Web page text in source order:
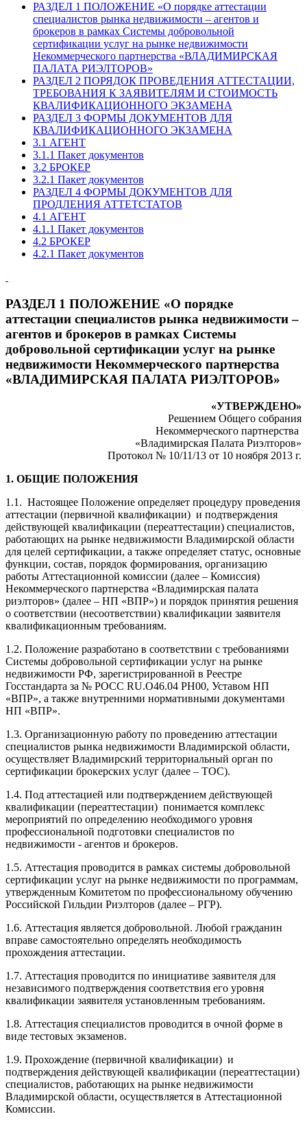
РАЗДЕЛ 1 ПОЛОЖЕНИЕ «О порядке аттестации
специалистов рынка недвижимости – агентов и
брокеров в рамках Системы добровольной
сертификации услуг на рынке недвижимости
Некоммерческого партнерства «ВЛАДИМИРСКАЯ
ПАЛАТА РИЭЛТОРОВ»
РАЗДЕЛ 2 ПОРЯДОК ПРОВЕДЕНИЯ АТТЕСТАЦИИ,
ТРЕБОВАНИЯ К ЗАЯВИТЕЛЯМ И СТОИМОСТЬ
КВАЛИФИКАЦИОННОГО ЭКЗАМЕНА
РАЗДЕЛ 3 ФОРМЫ ДОКУМЕНТОВ ДЛЯ
КВАЛИФИКАЦИОННОГО ЭКЗАМЕНА
3.1 АГЕНТ
3.1.1 Пакет документов
3.2 БРОКЕР
3.2.1 Пакет документов
РАЗДЕЛ 4 ФОРМЫ ДОКУМЕНТОВ ДЛЯ
ПРОДЛЕНИЯ АТТЕТСТАТОВ
4.1 АГЕНТ
4.1.1 Пакет документов
4.2 БРОКЕР
4.2.1 Пакет документов
РАЗДЕЛ 1 ПОЛОЖЕНИЕ «О порядке
аттестации специалистов рынка недвижимости –
агентов и брокеров в рамках Системы
добровольной сертификации услуг на рынке
недвижимости Некоммерческого партнерства
«ВЛАДИМИРСКАЯ ПАЛАТА РИЭЛТОРОВ»
«УТВЕРЖДЕНО»
Решением Общего собрания
Некоммерческого партнерства
«Владимирская Палата Риэлторов»
Протокол № 10/11/13 от 10 ноября 2013 г.
1. ОБЩИЕ ПОЛОЖЕНИЯ
1.1. Настоящее Положение определяет процедуру проведения
аттестации (первичной квалификации) и подтверждения
действующей квалификации (переаттестации) специалистов,
работающих на рынке недвижимости Владимирской области
для целей сертификации, а также определяет статус, основные
функции, состав, порядок формирования, организацию
работы Аттестационной комиссии (далее – Комиссия)
Некоммерческого партнерства «Владимирская палата
риэлторов» (далее – НП «ВПР») и порядок принятия решения
о соответствии (несоответствии) квалификации заявителя
квалификационным требованиям.
1.2. Положение разработано в соответствии с требованиями
Системы добровольной сертификации услуг на рынке
недвижимости РФ, зарегистрированной в Реестре
Госстандарта за № РОСС RU.О46.04 РН00, Уставом НП
«ВПР», а также внутренними нормативными документами
НП «ВПР».
1.3. Организационную работу по проведению аттестации
специалистов рынка недвижимости Владимирской области,
осуществляет Владимирский территориальный орган по
сертификации брокерских услуг (далее – ТОС).
1.4. Под аттестацией или подтверждением действующей
квалификации (переаттестации) понимается комплекс
мероприятий по определению необходимого уровня
профессиональной подготовки специалистов по
недвижимости - агентов и брокеров.
1.5. Аттестация проводится в рамках системы добровольной
сертификации услуг на рынке недвижимости по программам,
утвержденным Комитетом по профессиональному обучению
Российской Гильдии Риэлторов (далее – РГР).
1.6. Аттестация является добровольной. Любой гражданин
вправе самостоятельно определять необходимость
прохождения аттестации.
1.7. Аттестация проводится по инициативе заявителя для
независимого подтверждения соответствия его уровня
квалификации заявителя установленным требованиям.
1.8. Аттестация специалистов проводится в очной форме в
виде тестовых экзаменов.
1.9. Прохождение (первичной квалификации) и
подтверждения действующей квалификации (переаттестации)
специалистов, работающих на рынке недвижимости
Владимирской области, осуществляется в Аттестационной
Комиссии.